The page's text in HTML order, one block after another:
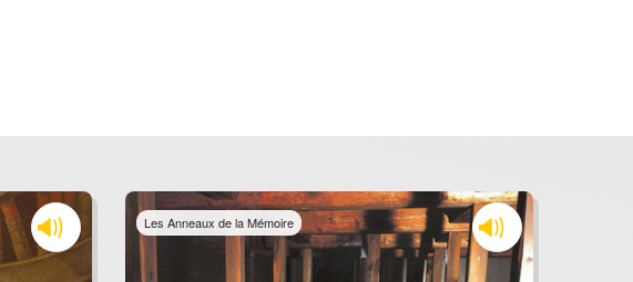
Les Anneaux de la Mémoire